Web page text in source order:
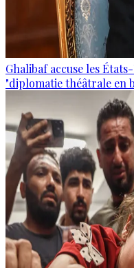
Ghalibaf accuse les
"diplomatie théâtrale en